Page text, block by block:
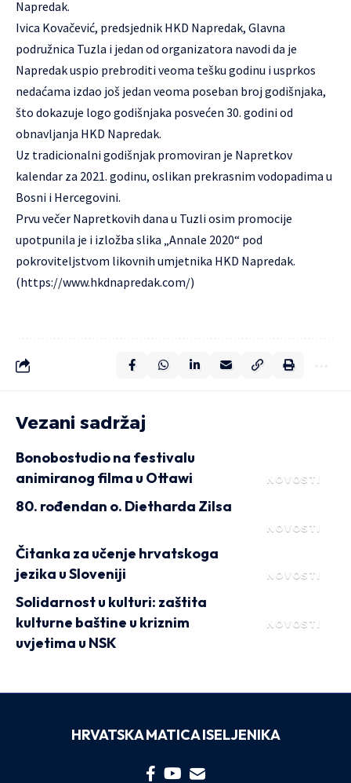
Napredak.
Ivica Kovačević, predsjednik HKD Napredak, Glavna
podružnica Tuzla i jedan od organizatora navodi da je
Napredak uspio prebroditi veoma tešku godinu i usprkos
nedaćama izdao još jedan veoma poseban broj godišnjaka,
što dokazuje logo godišnjaka posvećen 30. godini od
obnavljanja HKD Napredak.
Uz tradicionalni godišnjak promoviran je Napretkov
kalendar za 2021. godinu, oslikan prekrasnim vodopadima u
Bosni i Hercegovini.
Prvu večer Napretkovih dana u Tuzli osim promocije
upotpunila je i izložba slika „Annale 2020“ pod
pokroviteljstvom likovnih umjetnika HKD Napredak.
(https://www.hkdnapredak.com/)
Vezani sadržaj
NOVOSTI
Bonobostudio na festivalu
animiranog filma u Ottawi
NOVOSTI
80. rođendan o. Dietharda Zilsa
NOVOSTI
Čitanka za učenje hrvatskoga
jezika u Sloveniji
NOVOSTI
Solidarnost u kulturi: zaštita
kulturne baštine u kriznim
uvjetima u NSK
HRVATSKA MATICA ISELJENIKA